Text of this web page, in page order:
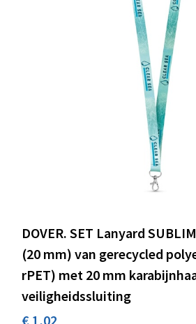
DOVER. SET Lanyard
(20 mm) van gerecycled
rPET) met 20 mm
veiligheidssluiting
€ 1,02